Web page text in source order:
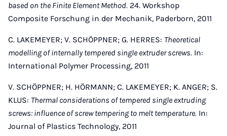
based on the Finite Element Method. 24. Workshop
Composite Forschung in der Mechanik, Paderborn, 2011
C. LAKEMEYER; V. SCHÖPPNER; G. HERRES: Theoretical
modelling of internally tempered single extruder screws. In:
International Polymer Processing, 2011
V. SCHÖPPNER; H. HÖRMANN; C. LAKEMEYER; K. ANGER; S.
KLUS: Thermal considerations of tempered single extruding
screws: influence of screw tempering to melt temperature. In:
Journal of Plastics Technology, 2011